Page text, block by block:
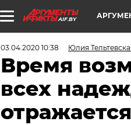
AIF.BY
03.04.2020 10:38 Юлия
Время
всех